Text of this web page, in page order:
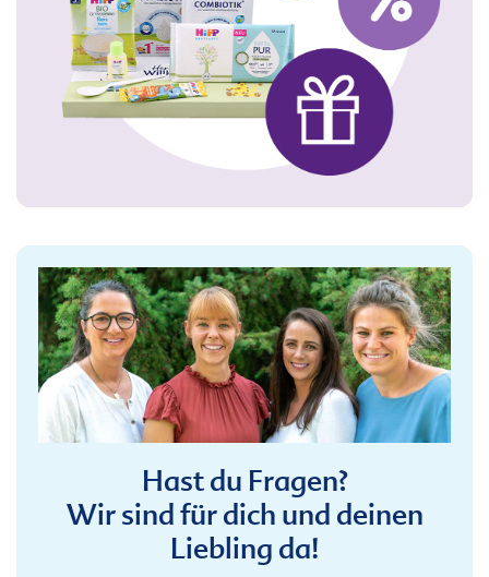
Hast du Fragen?
Wir sind für dich und deinen
Liebling da!